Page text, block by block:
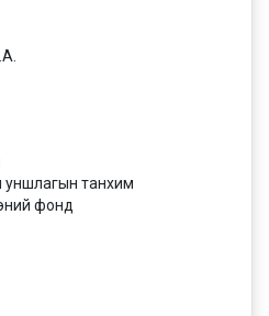
уншлагын танхим
фонд